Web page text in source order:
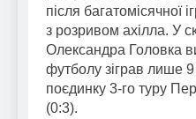
після багатомісячної
з розривом ахілла. У
Олександра Головка
футболу зіграв лише
поєдинку 3-го туру
(0:3).